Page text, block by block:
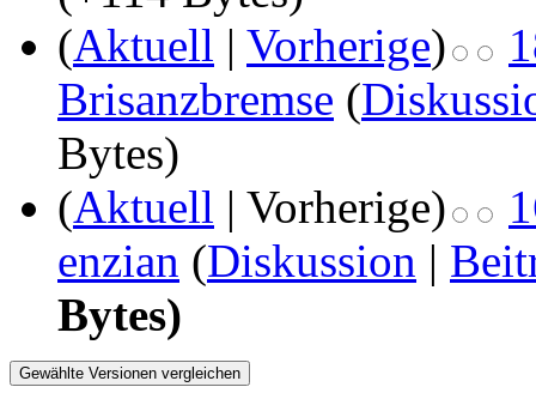
(Aktuell | Vorherige)
Brisanzbremse (
Bytes)
(Aktuell | Vorherige)
enzian (Diskussion |
Bytes)